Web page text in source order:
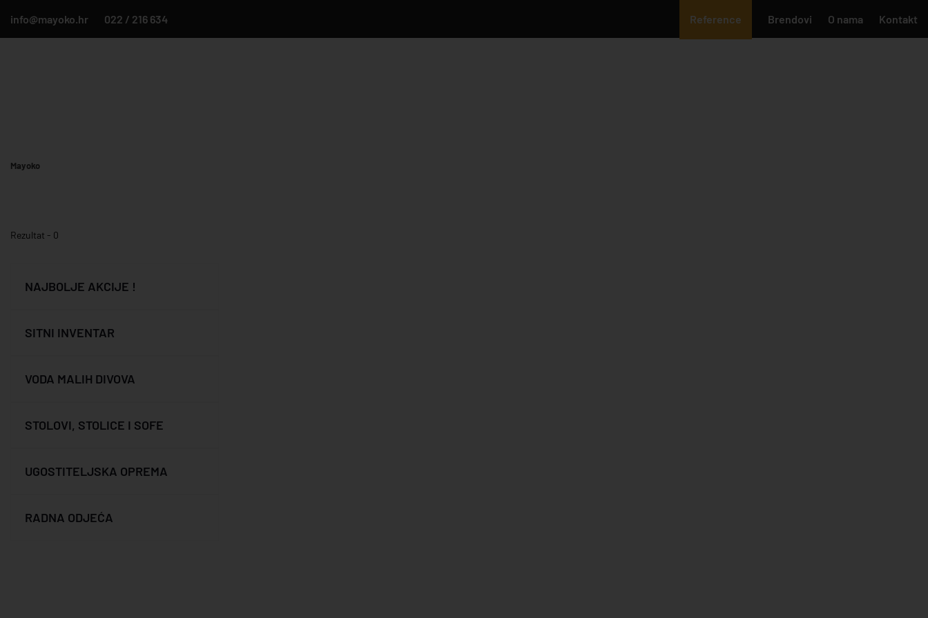
info@mayoko.hr 022 / 216 634 Reference Brendovi O nama Kontakt
Mayoko
Rezultat - 0
NAJBOLJE AKCIJE !
SITNI INVENTAR
VODA MALIH DIVOVA
STOLOVI, STOLICE I SOFE
UGOSTITELJSKA OPREMA
RADNA ODJEĆA